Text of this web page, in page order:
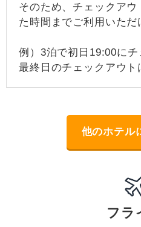
そのため、チェックア
た時間までご利用いただ
例）3泊で初日19:00にチ
最終日のチェックアウ
他のホテル
フラ